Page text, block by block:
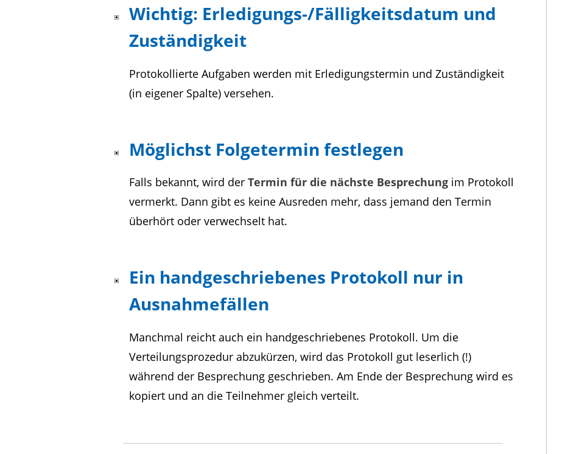
Wichtig: Erledigungs-/Fälligkeitsdatum und
Zuständigkeit
Protokollierte Aufgaben werden mit Erledigungstermin und Zuständigkeit
(in eigener Spalte) versehen.
Möglichst Folgetermin festlegen
Falls bekannt, wird der Termin für die nächste Besprechung im Protokoll
vermerkt. Dann gibt es keine Ausreden mehr, dass jemand den Termin
überhört oder verwechselt hat.
Ein handgeschriebenes Protokoll nur in
Ausnahmefällen
Manchmal reicht auch ein handgeschriebenes Protokoll. Um die
Verteilungsprozedur abzukürzen, wird das Protokoll gut leserlich (!)
während der Besprechung geschrieben. Am Ende der Besprechung wird es
kopiert und an die Teilnehmer gleich verteilt.